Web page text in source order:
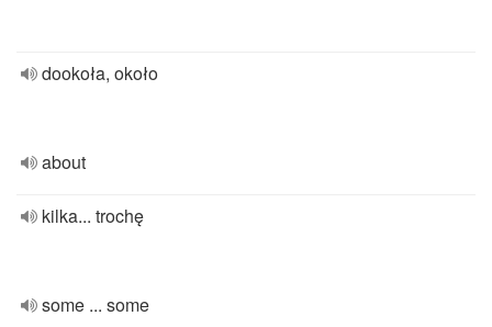
dookoła, około
about
kilka... trochę
some ... some